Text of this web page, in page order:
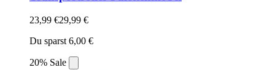
23,99 €29,99 €
Du sparst 6,00 €
20% Sale